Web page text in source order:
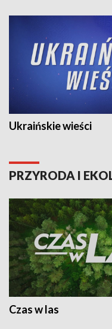
Ukraińskie wieści
PRZYRODA I
Czas w las